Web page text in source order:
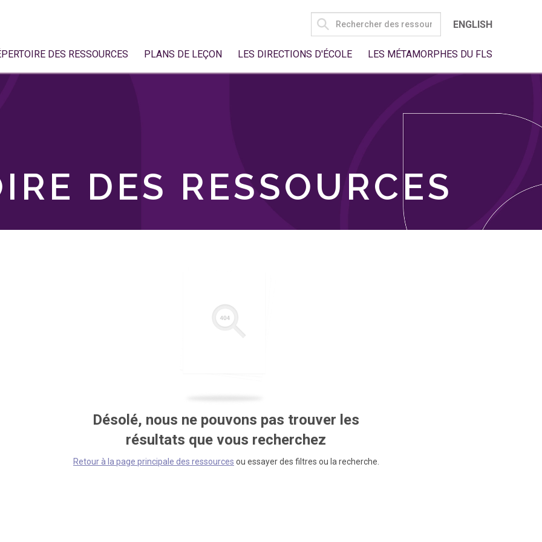
SEARCH
FOR:
ENGLISH
DES RESSOURCES PLANS DE LEÇON LES DIRECTIONS D'ÉCOLE LES MÉTAMORPHES DU FLS
DES RESSOURCES
Désolé, nous ne pouvons pas trouver les
résultats que vous recherchez
Retour à la page principale des ressources ou essayer des filtres ou la recherche.